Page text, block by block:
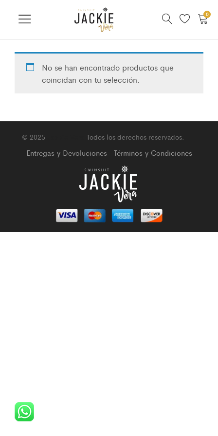
0
No se han encontrado productos que
coincidan con tu selección.
© 2025 Todos los derechos reservados.
Entregas y Devoluciones Términos y Condiciones